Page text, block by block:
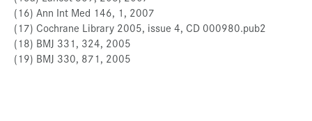
(16) Ann Int Med 146, 1, 2007
(17) Cochrane Library 2005, issue 4, CD 000980.pub2
(18) BMJ 331, 324, 2005
(19) BMJ 330, 871, 2005